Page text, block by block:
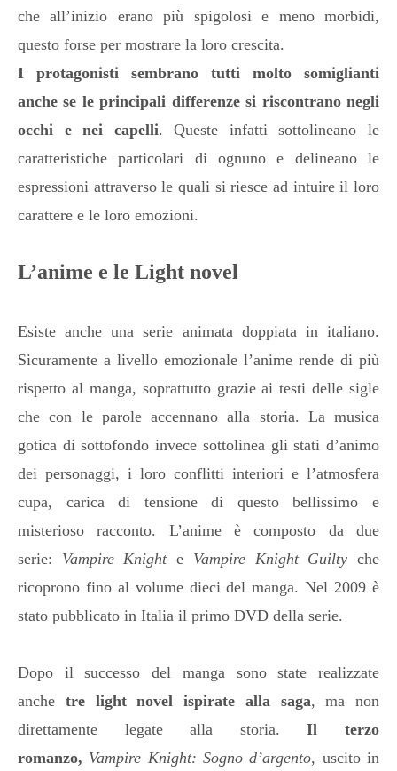
che all’inizio erano più spigolosi e meno morbidi,
questo forse per mostrare la loro crescita.
I protagonisti sembrano tutti molto somiglianti
anche se le principali differenze si riscontrano negli
occhi e nei capelli. Queste infatti sottolineano le
caratteristiche particolari di ognuno e delineano le
espressioni attraverso le quali si riesce ad intuire il loro
carattere e le loro emozioni.
L’anime e le Light novel
Esiste anche una serie animata doppiata in italiano.
Sicuramente a livello emozionale l’anime rende di più
rispetto al manga, soprattutto grazie ai testi delle sigle
che con le parole accennano alla storia. La musica
gotica di sottofondo invece sottolinea gli stati d’animo
dei personaggi, i loro conflitti interiori e l’atmosfera
cupa, carica di tensione di questo bellissimo e
misterioso racconto. L’anime è composto da due
serie: Vampire Knight e Vampire Knight Guilty che
ricoprono fino al volume dieci del manga. Nel 2009 è
stato pubblicato in Italia il primo DVD della serie.
Dopo il successo del manga sono state realizzate
anche tre light novel ispirate alla saga, ma non
direttamente legate alla storia.Il terzo
romanzo, Vampire Knight: Sogno d’argento, uscito in